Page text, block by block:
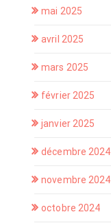
mai 2025
avril 2025
mars 2025
février 2025
janvier 2025
décembre 2024
novembre 2024
octobre 2024